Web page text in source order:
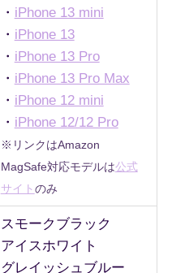
・ iPhone 13 mini
・ iPhone 13
・ iPhone 13 Pro
・ iPhone 13 Pro Max
・ iPhone 12 mini
・ iPhone 12/12 Pro
※リンクはAmazon
MagSafe対応モデルは公式
サイト のみ
スモークブラック
アイスホワイト
グレイッシュブルー